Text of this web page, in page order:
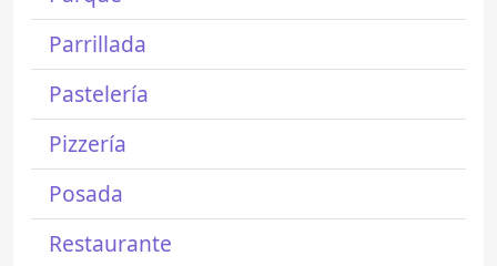
Parrillada
Pastelería
Pizzería
Posada
Restaurante